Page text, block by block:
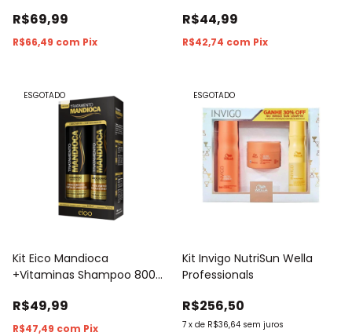
R$69,99
R$66,49 com Pix
R$44,99
R$42,74 com Pix
ESGOTADO
Kit Eico Mandioca
+Vitaminas Shampoo 800ml
R$49,99
R$47,49 com Pix
ESGOTADO
Kit Invigo NutriSun Wella
Professionals
R$256,50
7 x de R$36,64 sem juros